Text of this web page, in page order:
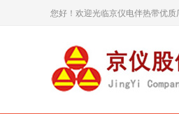
您好！欢迎光临京仪电伴热带优质